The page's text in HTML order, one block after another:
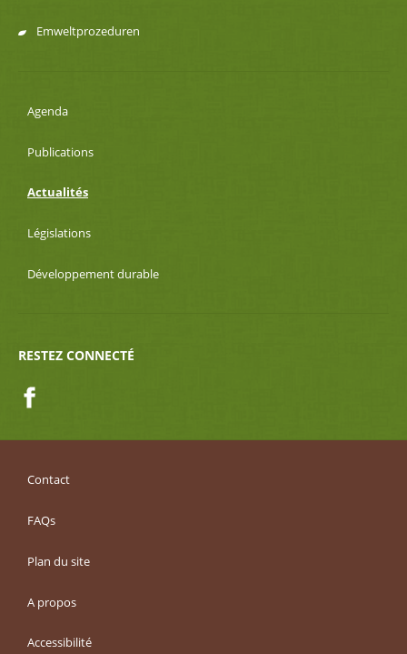
Emweltprozeduren
Agenda
Publications
Actualités
Législations
Développement durable
RESTEZ CONNECTÉ
Contact
FAQs
Plan du site
A propos
Accessibilité